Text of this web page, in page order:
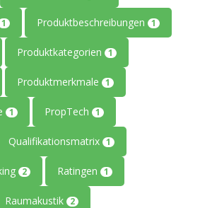
1 Produktbeschreibungen 1
Produktkategorien 1
Produktmerkmale 1
1 PropTech 1
Qualifikationsmatrix 1
2 Ratingen 1
Raumakustik 2